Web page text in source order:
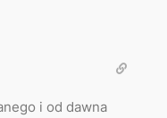
i od dawna